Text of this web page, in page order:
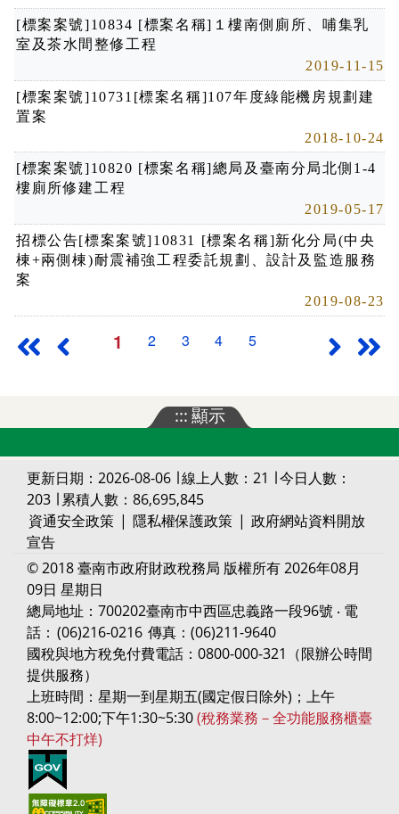
[標案案號]10834 [標案名稱]１樓南側廁所、哺集乳
室及茶水間整修工程
2019-11-15
[標案案號]10731[標案名稱]107年度綠能機房規劃建
置案
2018-10-24
[標案案號]10820 [標案名稱]總局及臺南分局北側1-4
樓廁所修建工程
2019-05-17
招標公告[標案案號]10831 [標案名稱]新化分局(中央
棟+兩側棟)耐震補強工程委託規劃、設計及監造服務
案
2019-08-23
最前頁上一頁1 2 3 4 5 下一頁
:::顯示
更新日期：2026-08-06 ∣ 線上人數：21 ∣ 今日人數：
203 ∣ 累積人數：86,695,845
資通安全政策 | 隱私權保護政策 | 政府網站資料開放
宣告
© 2018 臺南市政府財政稅務局 版權所有 2026年08月
09日 星期日
總局地址：700202臺南市中西區忠義路一段96號 ‧ 電
話： (06)216-0216 傳真：(06)211-9640
國稅與地方稅免付費電話：0800-000-321（限辦公時間
提供服務）
上班時間：星期一到星期五(國定假日除外)；上午
8:00~12:00;下午1:30~5:30(稅務業務－全功能服務櫃臺
中午不打烊)